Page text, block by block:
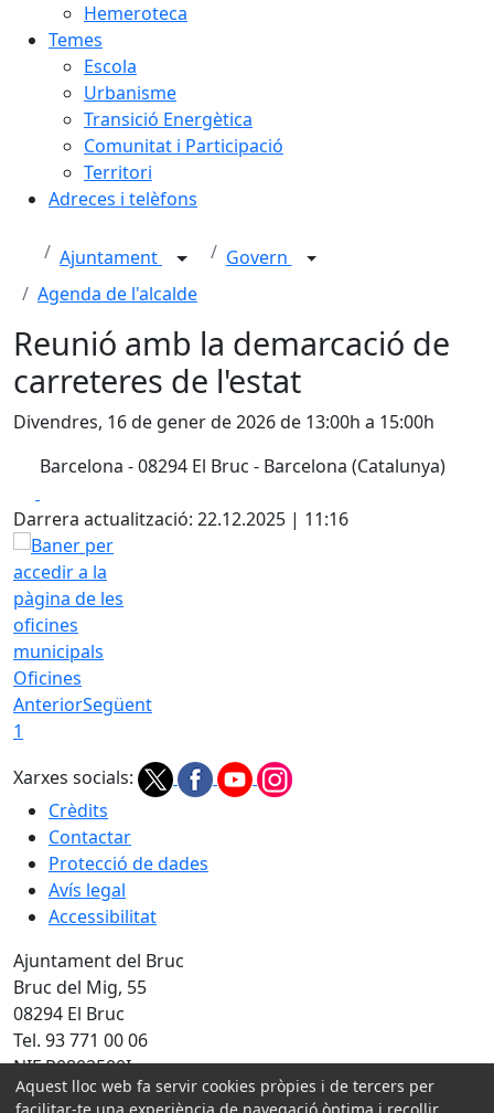
Hemeroteca
Temes
Escola
Urbanisme
Transició Energètica
Comunitat i Participació
Territori
Adreces i telèfons
Ajuntament
Govern
Agenda de l'alcalde
Reunió amb la demarcació de
carreteres de l'estat
Divendres, 16 de gener de 2026 de 13:00h a 15:00h
Barcelona - 08294 El Bruc - Barcelona (Catalunya)
Darrera actualització: 22.12.2025 | 11:16
Oficines
AnteriorSegüent
1
Xarxes socials:
Crèdits
Contactar
Protecció de dades
Avís legal
Accessibilitat
Ajuntament del Bruc
Bruc del Mig, 55
08294 El Bruc
Tel. 93 771 00 06
NIF P0802500I
Aquest lloc web fa servir cookies pròpies i de tercers per